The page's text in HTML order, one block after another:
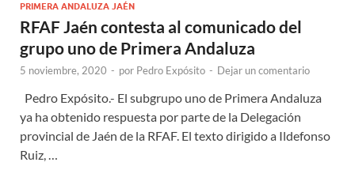
PRIMERA ANDALUZA JAÉN
RFAF Jaén contesta al comunicado del
grupo uno de Primera Andaluza
5 noviembre, 2020 - por Pedro Expósito - Dejar un comentario
Pedro Expósito.- El subgrupo uno de Primera Andaluza
ya ha obtenido respuesta por parte de la Delegación
provincial de Jaén de la RFAF. El texto dirigido a Ildefonso
Ruiz, …